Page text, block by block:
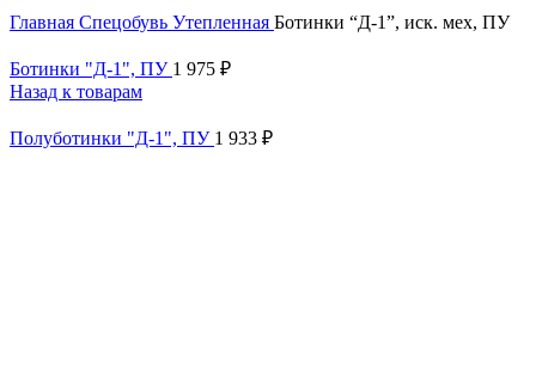
Главная Спецобувь Утепленная Ботинки “Д-1”, иск. мех, ПУ
Ботинки "Д-1", ПУ 1 975 ₽
Назад к товарам
Полуботинки "Д-1", ПУ 1 933 ₽